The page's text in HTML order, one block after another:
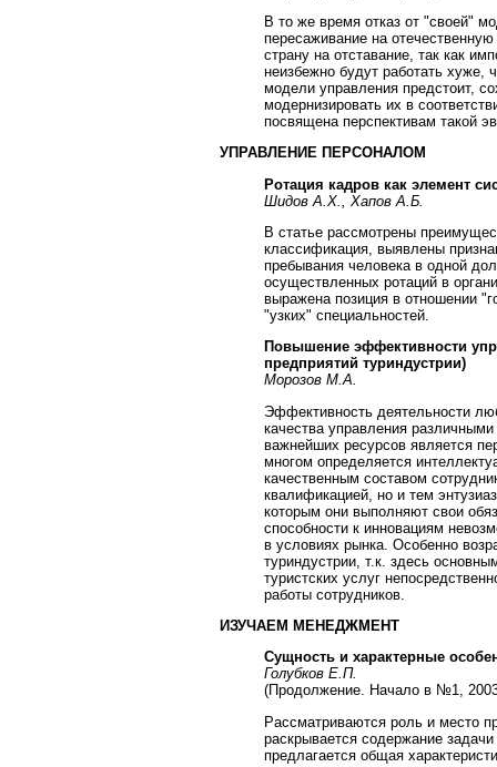
В то же время отказ от "своей"
пересаживание на
страну на отставание, так как
неизбежно будут работать хуже,
модели управления предстоит,
модернизировать их в
посвящена перспективам такой
УПРАВЛЕНИЕ ПЕРСОНАЛОМ
Ротация кадров как элемент
Шидов А.Х., Хапов А.Б.
В статье рассмотрены
классификация, выявлены
пребывания человека в одной
осуществленных ротаций в
выражена позиция в отношении
"узких" специальностей.
Повышение эффективности
предприятий туриндустрии)
Морозов М.А.
Эффективность деятельности
качества управления
важнейших ресурсов является
многом определяется
качественным составом
квалификацией, но и тем
которым они выполняют свои
способности к инновациям
в условиях рынка. Особенно
туриндустрии, т.к. здесь
туристских услуг
работы сотрудников.
ИЗУЧАЕМ МЕНЕДЖМЕНТ
Сущность и характерные
Голубков Е.П.
(Продолжение. Начало в №1, 2003
Рассматриваются роль и место
раскрывается содержание
предлагается общая